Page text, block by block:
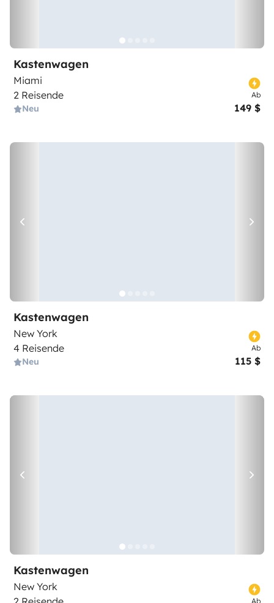
Kastenwagen
Miami
2 Reisende
Neu
Ab
149 $
Kastenwagen
New York
4 Reisende
Neu
Ab
115 $
Kastenwagen
New York
Ab